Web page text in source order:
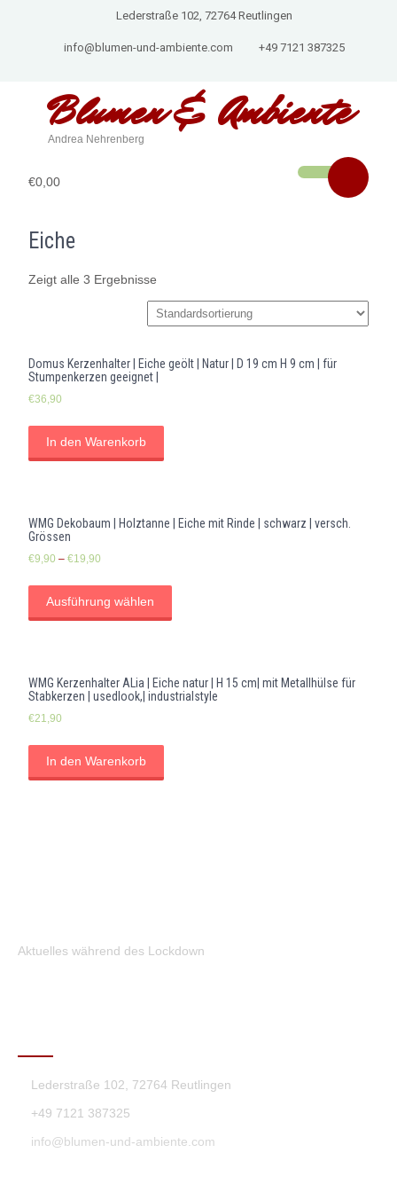
Lederstraße 102, 72764 Reutlingen
info@blumen-und-ambiente.com +49 7121 387325
Blumen & Ambiente
Andrea Nehrenberg
€0,00
Eiche
Zeigt alle 3 Ergebnisse
Domus Kerzenhalter | Eiche geölt | Natur | D 19 cm H 9 cm | für
Stumpenkerzen geeignet |
€36,90
In den Warenkorb
WMG Dekobaum | Holztanne | Eiche mit Rinde | schwarz | versch.
Grössen
€9,90 – €19,90
Ausführung wählen
WMG Kerzenhalter ALia | Eiche natur | H 15 cm| mit Metallhülse für
Stabkerzen | usedlook,| industrialstyle
€21,90
In den Warenkorb
Aktuelles während des Lockdown
Lederstraße 102, 72764 Reutlingen
+49 7121 387325
info@blumen-und-ambiente.com